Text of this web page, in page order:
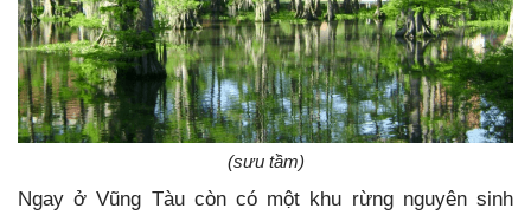
(sưu tầm)
Ngay ở Vũng Tàu còn có một khu rừng nguyên sinh